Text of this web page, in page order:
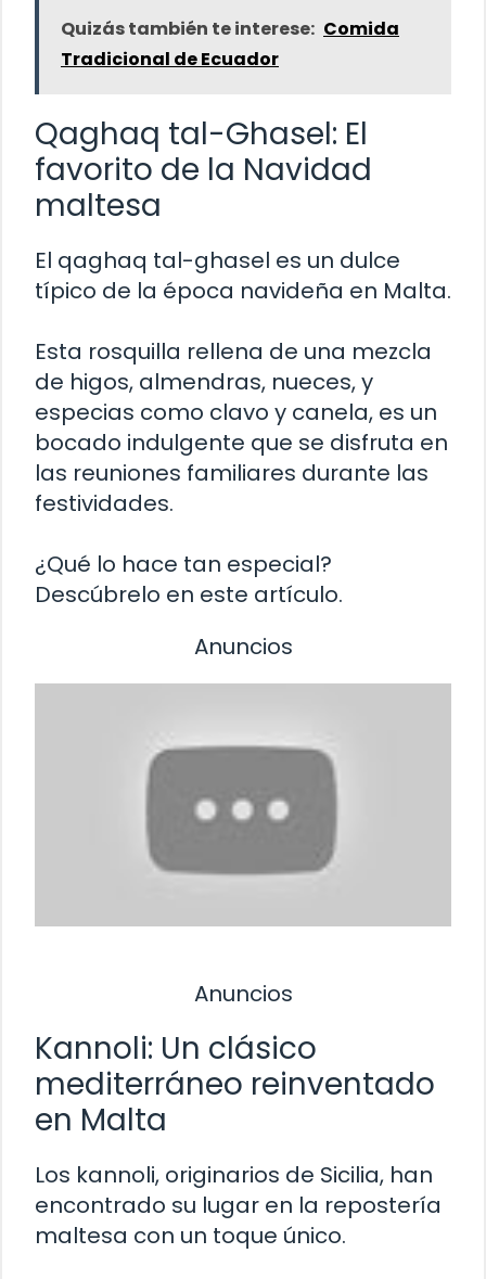
Quizás también te interese: Comida
Tradicional de Ecuador
Qaghaq tal-Ghasel: El
favorito de la Navidad
maltesa
El qaghaq tal-ghasel es un dulce
típico de la época navideña en Malta.
Esta rosquilla rellena de una mezcla
de higos, almendras, nueces, y
especias como clavo y canela, es un
bocado indulgente que se disfruta en
las reuniones familiares durante las
festividades.
¿Qué lo hace tan especial?
Descúbrelo en este artículo.
Anuncios
Anuncios
Kannoli: Un clásico
mediterráneo reinventado
en Malta
Los kannoli, originarios de Sicilia, han
encontrado su lugar en la repostería
maltesa con un toque único.